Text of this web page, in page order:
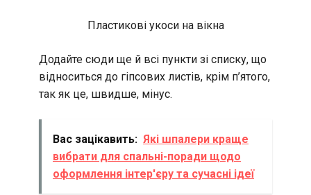
Пластикові укоси на вікна
Додайте сюди ще й всі пункти зі списку, що
відноситься до гіпсових листів, крім п’ятого,
так як це, швидше, мінус.
Вас зацікавить: Які шпалери краще
вибрати для спальні-поради щодо
оформлення інтер'єру та сучасні ідеї